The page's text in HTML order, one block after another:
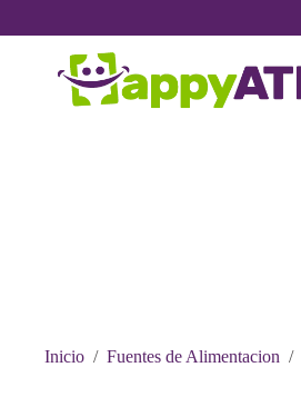
Inicio / Fuentes de Alimentacion /